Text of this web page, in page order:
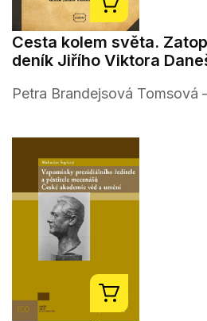
Cesta kolem světa.
deník Jiřího Viktora
Petra Brandejsová Tomsová